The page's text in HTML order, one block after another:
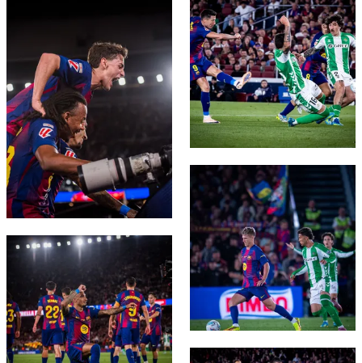
FC Barcelona club badge
FC Barcelona club badge
FC Barcelona club badge